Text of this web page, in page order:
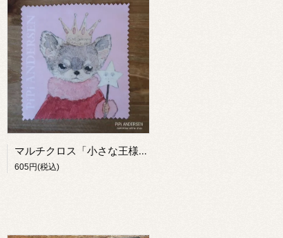
マルチクロス「小さな王様」 【PiPi ANDERSEN】
605円(税込)